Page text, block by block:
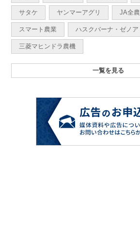
サタケ ヤンマーアグリ JA全農
スマート農業 ハスクバーナ・ゼノア
三菱マヒンドラ農機
一覧を見る